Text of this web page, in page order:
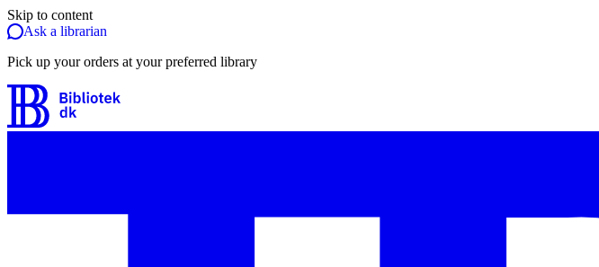
Skip to content
Ask a librarian
Pick up your orders at your preferred library